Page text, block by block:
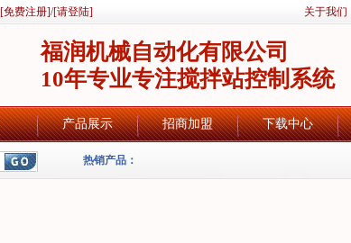
[免费注册]/[请登陆] 关于我们
福润机械自动化有限公司
10年专业专注搅拌站控制系统
产品展示 招商加盟 下载中心
热销产品：